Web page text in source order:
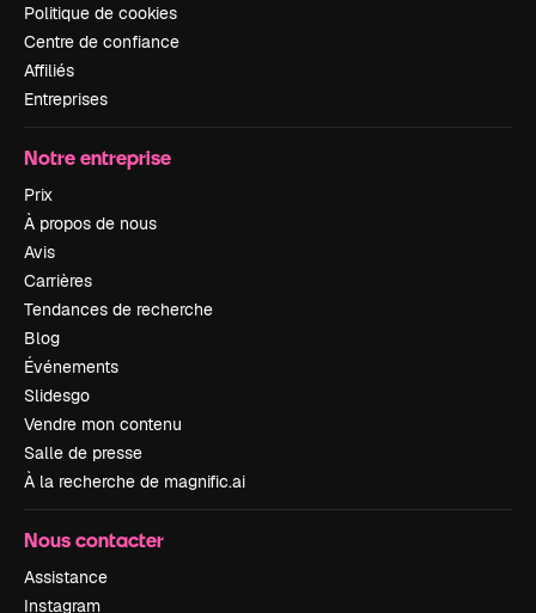
Politique de cookies
Centre de confiance
Affiliés
Entreprises
Notre entreprise
Prix
À propos de nous
Avis
Carrières
Tendances de recherche
Blog
Événements
Slidesgo
Vendre mon contenu
Salle de presse
À la recherche de magnific.ai
Nous contacter
Assistance
Instagram